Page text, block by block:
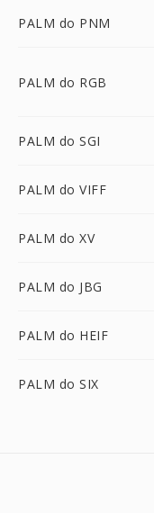
PALM do PNM
PALM do RGB
PALM do SGI
PALM do VIFF
PALM do XV
PALM do JBG
PALM do HEIF
PALM do SIX